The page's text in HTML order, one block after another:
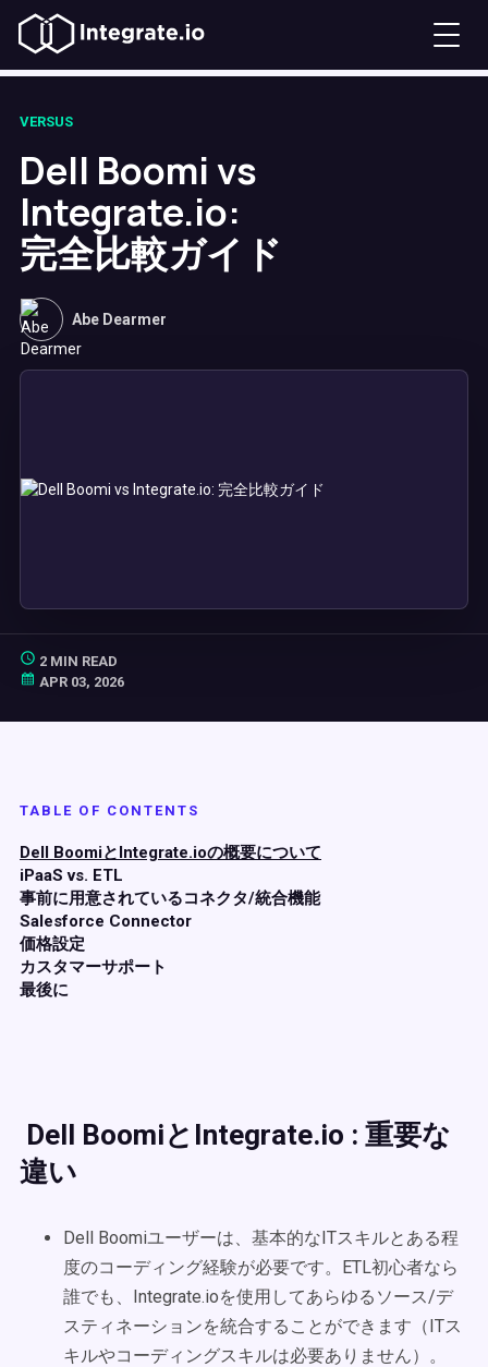
VERSUS
Dell Boomi vs
Integrate.io:
完全比較ガイド
Abe Dearmer
2 MIN READ
APR 03, 2026
TABLE OF CONTENTS
Dell BoomiとIntegrate.ioの概要について
iPaaS vs. ETL
事前に用意されているコネクタ/統合機能
Salesforce Connector
価格設定
カスタマーサポート
最後に
Dell BoomiとIntegrate.io : 重要な
違い
Dell Boomiユーザーは、基本的なITスキルとある程
度のコーディング経験が必要です。ETL初心者なら
誰でも、Integrate.ioを使用してあらゆるソース/デ
スティネーションを統合することができます（ITス
キルやコーディングスキルは必要ありません）。